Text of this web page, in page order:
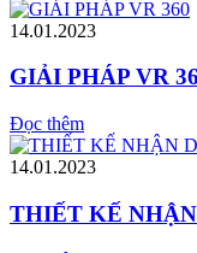
14.01.2023
GIẢI PHÁP VR
Đọc thêm
14.01.2023
THIẾT KẾ